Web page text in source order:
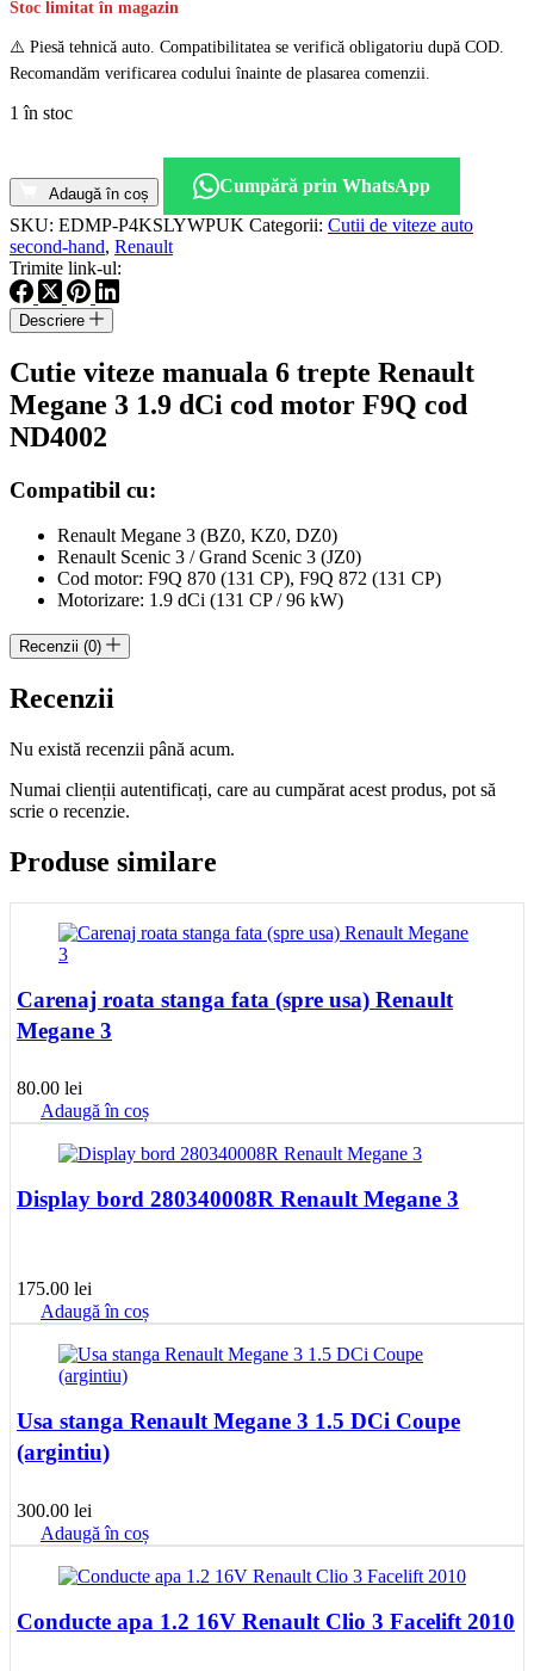
Stoc limitat în magazin
⚠️ Piesă tehnică auto. Compatibilitatea se verifică obligatoriu după COD.
Recomandăm verificarea codului înainte de plasarea comenzii.
1 în stoc
Cutie
viteze
manuala
6
trepte
Renault
Megane
dCi
cod
motor
F9Q
cod
Adaugă în coș
Cumpără prin WhatsApp
SKU: EDMP-P4KSLYWPUK Categorii: Cutii de viteze auto
second-hand, Renault
Trimite link-ul:
Descriere
Cutie viteze manuala 6 trepte Renault
Megane 3 1.9 dCi cod motor F9Q cod
ND4002
Compatibil cu:
Renault Megane 3 (BZ0, KZ0, DZ0)
Renault Scenic 3 / Grand Scenic 3 (JZ0)
Cod motor: F9Q 870 (131 CP), F9Q 872 (131 CP)
Motorizare: 1.9 dCi (131 CP / 96 kW)
Recenzii (0)
Recenzii
Nu există recenzii până acum.
Numai clienții autentificați, care au cumpărat acest produs, pot să
scrie o recenzie.
Produse similare
Carenaj roata stanga fata (spre usa) Renault
Megane 3
80.00 lei
Adaugă în coș
Display bord 280340008R Renault Megane 3
175.00 lei
Adaugă în coș
Usa stanga Renault Megane 3 1.5 DCi Coupe
(argintiu)
300.00 lei
Adaugă în coș
Conducte apa 1.2 16V Renault Clio 3 Facelift 2010